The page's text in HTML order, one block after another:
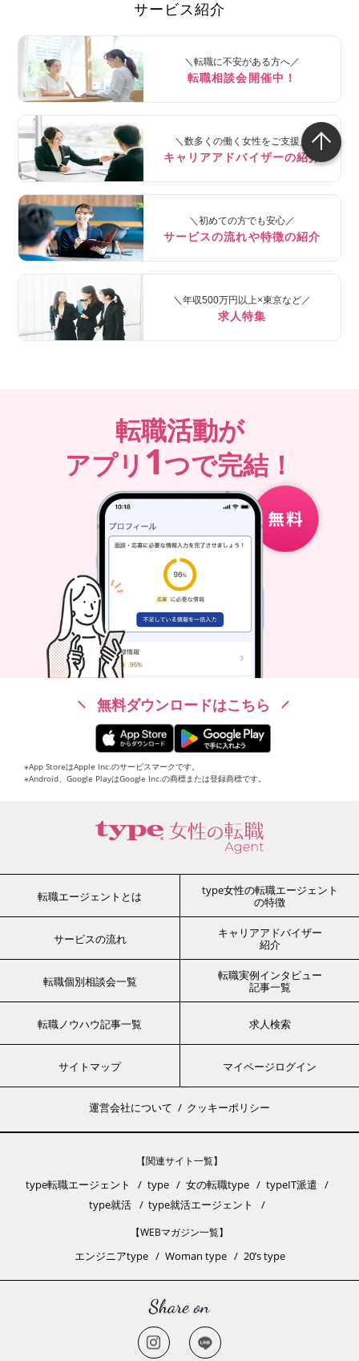
サービス紹介
＼転職に不安がある方へ／
転職相談会開催中！
＼数多くの働く女性をご支援／
キャリアアドバイザーの紹介
＼初めての方でも安心／
サービスの流れや特徴の紹介
＼年収500万円以上×東京など／
求人特集
転職活動が
アプリ 1つで完結！
無料ダウンロードはこちら
※App StoreはApple Inc.のサービスマークです。
※Android、Google PlayはGoogle Inc.の商標または登録商標です。
転職エージェントとは
type女性の転職エージェント
の特徴
サービスの流れ
キャリアアドバイザー
紹介
転職個別相談会一覧
転職実例インタビュー
記事一覧
転職ノウハウ記事一覧 求人検索
サイトマップ マイページログイン
運営会社について クッキーポリシー
【関連サイト一覧】
type転職エージェント type 女の転職type
typeIT派遣
type就活
type就活エージェント
【WEBマガジン一覧】
エンジニアtype Woman type 20’s type